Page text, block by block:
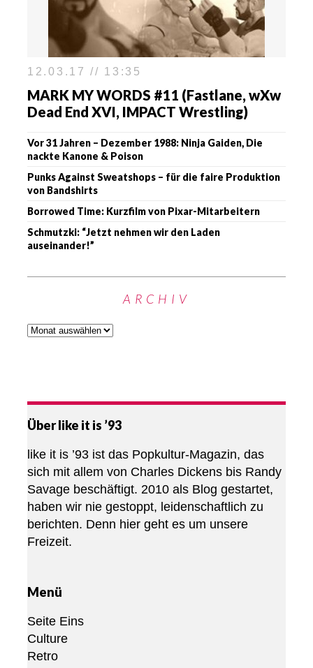
12.03.17 // 13:35
MARK MY WORDS #11 (Fastlane, wXw
Dead End XVI, IMPACT Wrestling)
Vor 31 Jahren – Dezember 1988: Ninja Gaiden, Die
nackte Kanone & Poison
Punks Against Sweatshops – für die faire Produktion
von Bandshirts
Borrowed Time: Kurzfilm von Pixar-Mitarbeitern
Schmutzki: “Jetzt nehmen wir den Laden
auseinander!”
ARCHIV
Über like it is ’93
like it is ’93 ist das Popkultur-Magazin, das
sich mit allem von Charles Dickens bis Randy
Savage beschäftigt. 2010 als Blog gestartet,
haben wir nie gestoppt, leidenschaftlich zu
berichten. Denn hier geht es um unsere
Freizeit.
Menü
Seite Eins
Culture
Retro